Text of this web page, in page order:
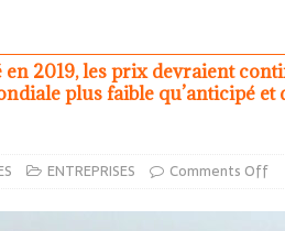
2019, les prix devraient
plus faible qu’anticipé
ENTREPRISES Comments Off